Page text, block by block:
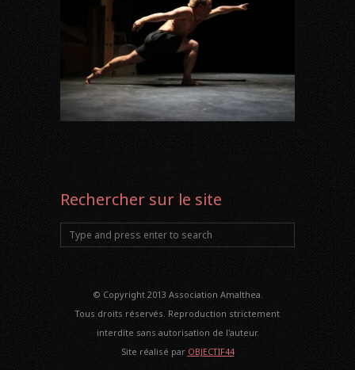
Rechercher sur le site
© Copyright 2013 Association Amalthea.
Tous droits réservés. Reproduction strictement
interdite sans autorisation de l'auteur.
Site réalisé par OBJECTIF44